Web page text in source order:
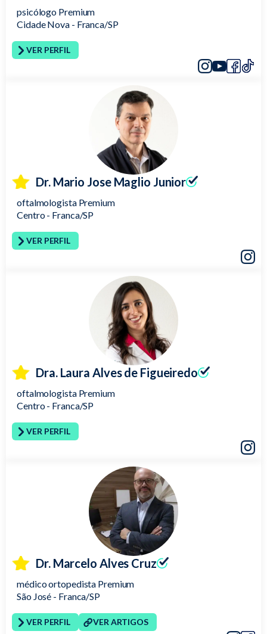
psicólogo Premium
Cidade Nova - Franca/SP
VER PERFIL
Dr. Mario Jose Maglio Junior
oftalmologista Premium
Centro - Franca/SP
VER PERFIL
Dra. Laura Alves de Figueiredo
oftalmologista Premium
Centro - Franca/SP
VER PERFIL
Dr. Marcelo Alves Cruz
médico ortopedista Premium
São José - Franca/SP
VER PERFIL VER ARTIGOS